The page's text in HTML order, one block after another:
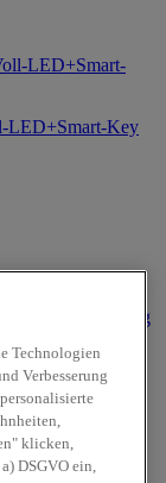
Key
151.0 g
Technologien
Verbesserung
klicken,
DSGVO ein,